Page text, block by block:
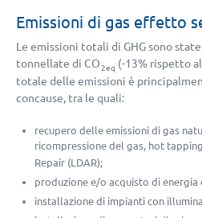
Emissioni di gas effetto
Le emissioni totali di GHG sono
tonnellate di CO 2eq (-13%rispetto al
totale delle emissioni è
concause, tra le quali:
recupero delle emissioni di gas
ricompressione del gas, hot tapping
Repair (LDAR);
produzione e/o acquisto di
installazione di impianti con